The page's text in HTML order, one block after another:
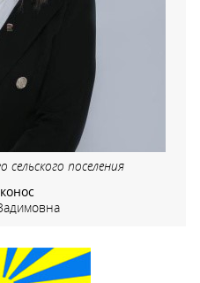
сельского поселения